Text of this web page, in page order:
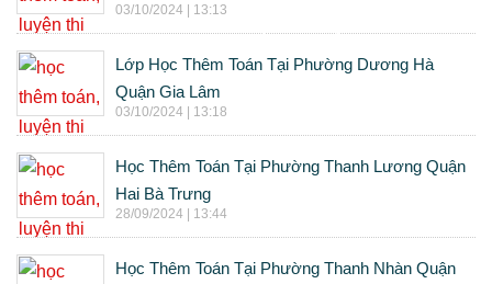
03/10/2024 | 13:13
Lớp Học Thêm Toán Tại Phường Dương Hà
Quận Gia Lâm
03/10/2024 | 13:18
Học Thêm Toán Tại Phường Thanh Lương Quận
Hai Bà Trưng
28/09/2024 | 13:44
Học Thêm Toán Tại Phường Thanh Nhàn Quận